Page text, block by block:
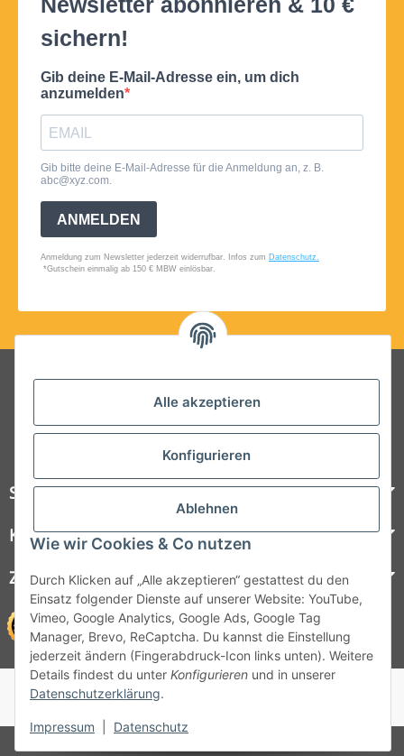
Alle akzeptieren
Konfigurieren
Ablehnen
Wie wir Cookies & Co nutzen
Durch Klicken auf „Alle akzeptieren“ gestattest du den
Einsatz folgender Dienste auf unserer Website: YouTube,
Vimeo, Google Analytics, Google Ads, Google Tag
Manager, Brevo, ReCaptcha. Du kannst die Einstellung
jederzeit ändern (Fingerabdruck-Icon links unten). Weitere
Details findest du unter Konfigurieren und in unserer
Datenschutzerklärung.
Impressum Datenschutz
Folgt uns auf Social Media
Steelboxx
Kundenservice
Zahlungsmöglichkeiten
© 1964 - 2026 Lüllmann GmbH